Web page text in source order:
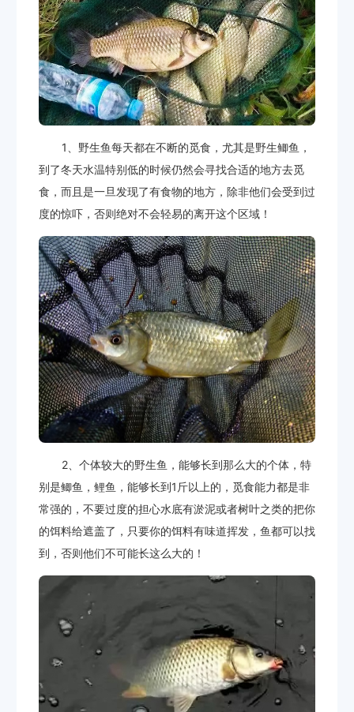
1、野生鱼每天都在不断的觅食，尤其是野生鲫鱼，
到了冬天水温特别低的时候仍然会寻找合适的地方去觅
食，而且是一旦发现了有食物的地方，除非他们会受到过
度的惊吓，否则绝对不会轻易的离开这个区域！
2、个体较大的野生鱼，能够长到那么大的个体，特
别是鲫鱼，鲤鱼，能够长到1斤以上的，觅食能力都是非
常强的，不要过度的担心水底有淤泥或者树叶之类的把你
的饵料给遮盖了，只要你的饵料有味道挥发，鱼都可以找
到，否则他们不可能长这么大的！